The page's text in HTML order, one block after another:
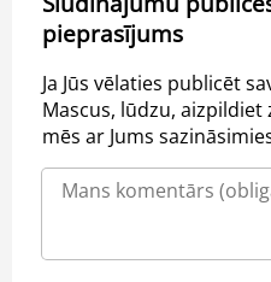
pieprasījums
Ja Jūs vēlaties publicēt
Mascus, lūdzu,
mēs ar Jums